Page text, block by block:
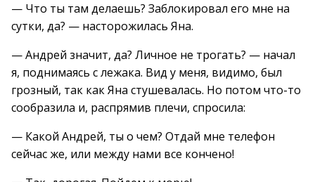
— Что ты там делаешь? Заблокировал его мне на
сутки, да? — насторожилась Яна.
— Андрей значит, да? Личное не трогать? — начал
я, поднимаясь с лежака. Вид у меня, видимо, был
грозный, так как Яна стушевалась. Но потом что-то
сообразила и, распрямив плечи, спросила:
— Какой Андрей, ты о чем? Отдай мне телефон
сейчас же, или между нами все кончено!